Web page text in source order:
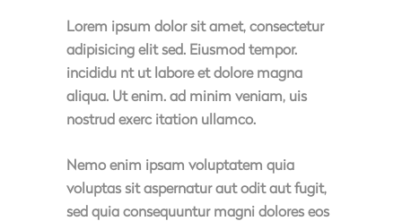
Lorem ipsum dolor sit amet, consectetur
adipisicing elit sed. Eiusmod tempor.
incididu nt ut labore et dolore magna
aliqua. Ut enim. ad minim veniam, uis
nostrud exerc itation ullamco.
Nemo enim ipsam voluptatem quia
voluptas sit aspernatur aut odit aut fugit,
sed quia consequuntur magni dolores eos